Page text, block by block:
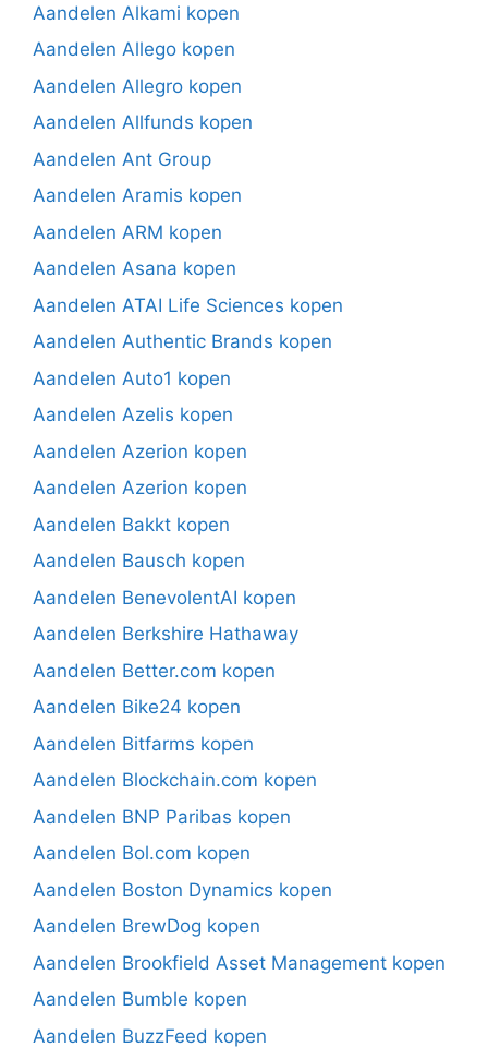
Aandelen Alkami kopen
Aandelen Allego kopen
Aandelen Allegro kopen
Aandelen Allfunds kopen
Aandelen Ant Group
Aandelen Aramis kopen
Aandelen ARM kopen
Aandelen Asana kopen
Aandelen ATAI Life Sciences kopen
Aandelen Authentic Brands kopen
Aandelen Auto1 kopen
Aandelen Azelis kopen
Aandelen Azerion kopen
Aandelen Azerion kopen
Aandelen Bakkt kopen
Aandelen Bausch kopen
Aandelen BenevolentAI kopen
Aandelen Berkshire Hathaway
Aandelen Better.com kopen
Aandelen Bike24 kopen
Aandelen Bitfarms kopen
Aandelen Blockchain.com kopen
Aandelen BNP Paribas kopen
Aandelen Bol.com kopen
Aandelen Boston Dynamics kopen
Aandelen BrewDog kopen
Aandelen Brookfield Asset Management kopen
Aandelen Bumble kopen
Aandelen BuzzFeed kopen